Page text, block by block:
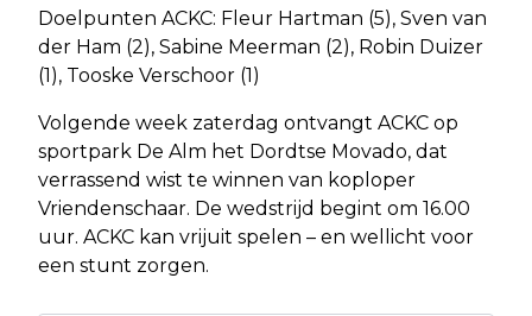
Doelpunten ACKC: Fleur Hartman (5), Sven van
der Ham (2), Sabine Meerman (2), Robin Duizer
(1), Tooske Verschoor (1)
Volgende week zaterdag ontvangt ACKC op
sportpark De Alm het Dordtse Movado, dat
verrassend wist te winnen van koploper
Vriendenschaar. De wedstrijd begint om 16.00
uur. ACKC kan vrijuit spelen – en wellicht voor
een stunt zorgen.